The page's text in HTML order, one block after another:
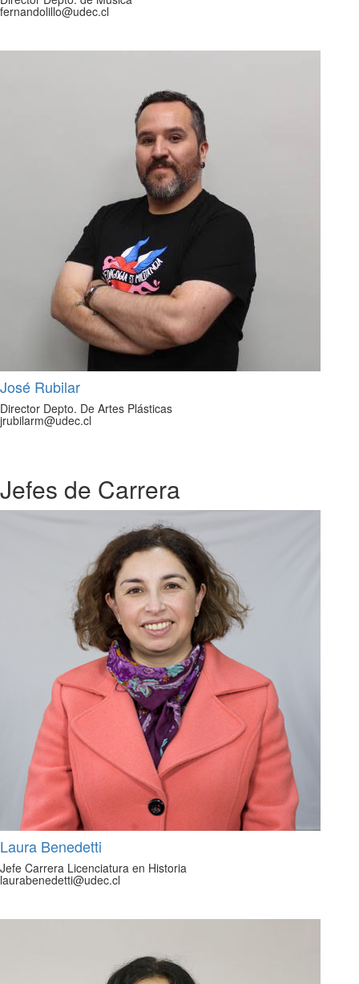
fernandolillo@udec.cl
José Rubilar
Director Depto. De Artes Plásticas
jrubilarm@udec.cl
Jefes de Carrera
Laura Benedetti
Jefe Carrera Licenciatura en Historia
laurabenedetti@udec.cl